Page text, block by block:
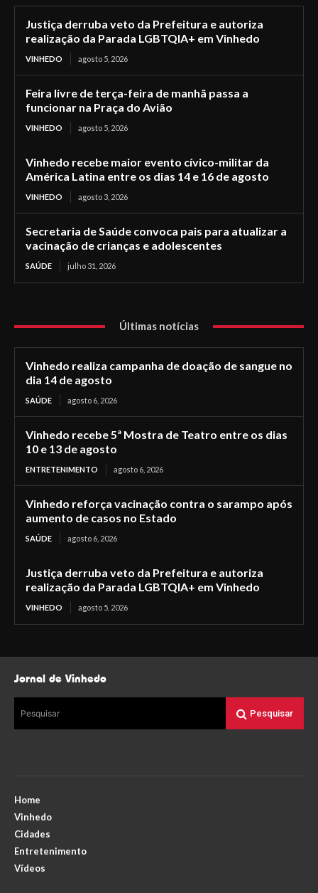
Justiça derruba veto da Prefeitura e autoriza
realização da Parada LGBTQIA+ em Vinhedo
VINHEDO agosto 5, 2026
Feira livre de terça-feira de manhã passa a
funcionar na Praça do Avião
VINHEDO agosto 5, 2026
Vinhedo recebe maior evento cívico-militar da
América Latina entre os dias 14 e 16 de agosto
VINHEDO agosto 3, 2026
Secretaria de Saúde convoca pais para atualizar a
vacinação de crianças e adolescentes
SAÚDE julho 31, 2026
Últimas notícias
Vinhedo realiza campanha de doação de sangue no
dia 14 de agosto
SAÚDE agosto 6, 2026
Vinhedo recebe 5ª Mostra de Teatro entre os dias
10 e 13 de agosto
ENTRETENIMENTO agosto 6, 2026
Vinhedo reforça vacinação contra o sarampo após
aumento de casos no Estado
SAÚDE agosto 6, 2026
Justiça derruba veto da Prefeitura e autoriza
realização da Parada LGBTQIA+ em Vinhedo
VINHEDO agosto 5, 2026
Jornal de Vinhedo
Pesquisar Pesquisar
Home
Vinhedo
Cidades
Entretenimento
Vídeos